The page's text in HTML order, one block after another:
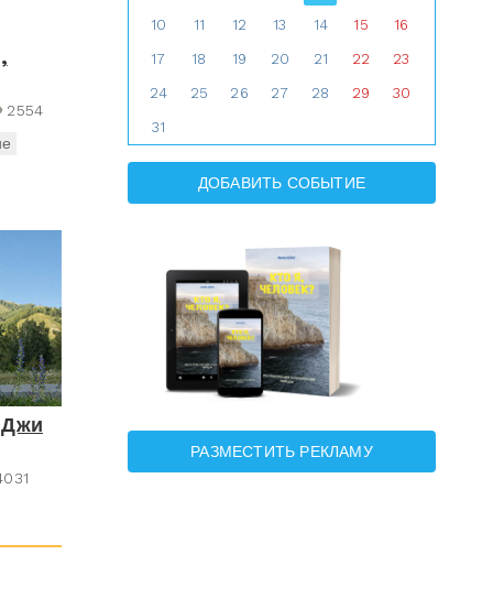
2554
Джи
10 11 12 13 14 15 16
17 18 19 20 21 22 23
24 25 26 27 28 29 30
31
ДОБАВИТЬ СОБЫТИЕ
РАЗМЕСТИТЬ РЕКЛАМУ